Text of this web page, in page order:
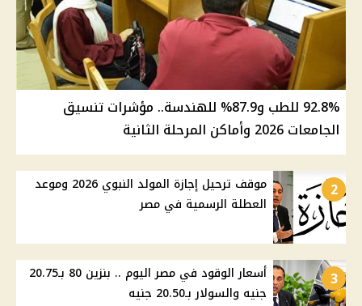
92.8% للطب و87.9% للهندسة.. مؤشرات تنسيق
الجامعات 2026 وأماكن المرحلة الثانية
2
موقف ترحيل إجازة المولد النبوي 2026 وموعد
العطلة الرسمية في مصر
3
أسعار الوقود في مصر اليوم .. بنزين 80 بـ20.75
جنيه والسولار بـ20.50 جنيه